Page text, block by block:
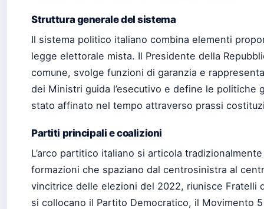
Struttura generale del sistema
Il sistema politico italiano combina elementi
legge elettorale mista. Il Presidente della
comune, svolge funzioni di garanzia e
dei Ministri guida l’esecutivo e define le politiche
stato affinato nel tempo attraverso prassi
Partiti principali e coalizioni
L’arco partitico italiano si articola
formazioni che spaziano dal centrosinistra al
vincitrice delle elezioni del 2022, riunisce Fratelli
si collocano il Partito Democratico, il Movimento